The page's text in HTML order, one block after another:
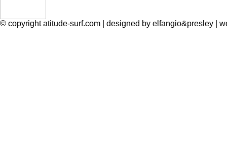
© copyright atitude-surf.com | designed by elfangio&presley |